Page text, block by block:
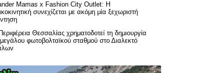
Mamas x Fashion City Outlet: Η
συνεχίζεται με ακόμη μία ξεχωριστή
Θεσσαλίας χρηματοδοτεί τη δημιουργία
φωτοβολταϊκού σταθμού στο Διαλεκτό